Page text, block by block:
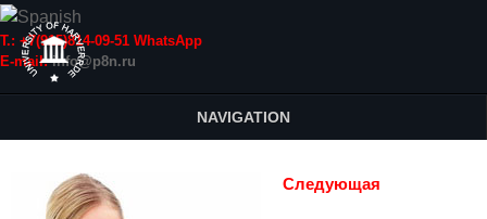
Т.: +7(915)814-09-51 WhatsApp
E-mail:info@p8n.ru
NAVIGATION
Следующая